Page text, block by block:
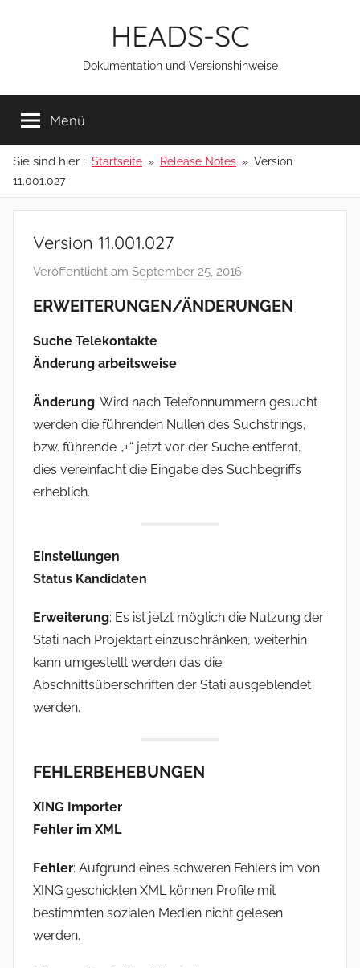
HEADS-SC
Dokumentation und Versionshinweise
Menü
Sie sind hier : Startseite Release Notes
Version
11.001.027
Version 11.001.027
Veröffentlicht am September 25, 2016
n
i
ERWEITERUNGEN/ÄNDERUNGEN
Suche Telekontakte
Änderung arbeitsweise
Änderung: Wird nach Telefonnummern gesucht
werden die führenden Nullen des Suchstrings,
bzw. führende „+“ jetzt vor der Suche entfernt,
dies vereinfacht die Eingabe des Suchbegriffs
erheblich.
Einstellungen
Status Kandidaten
Erweiterung: Es ist jetzt möglich die Nutzung der
Stati nach Projektart einzuschränken, weiterhin
kann umgestellt werden das die
Abschnittsüberschriften der Stati ausgeblendet
werden.
FEHLERBEHEBUNGEN
XING Importer
Fehler im XML
Fehler: Aufgrund eines schweren Fehlers im von
XING geschickten XML können Profile mit
bestimmten sozialen Medien nicht gelesen
werden.